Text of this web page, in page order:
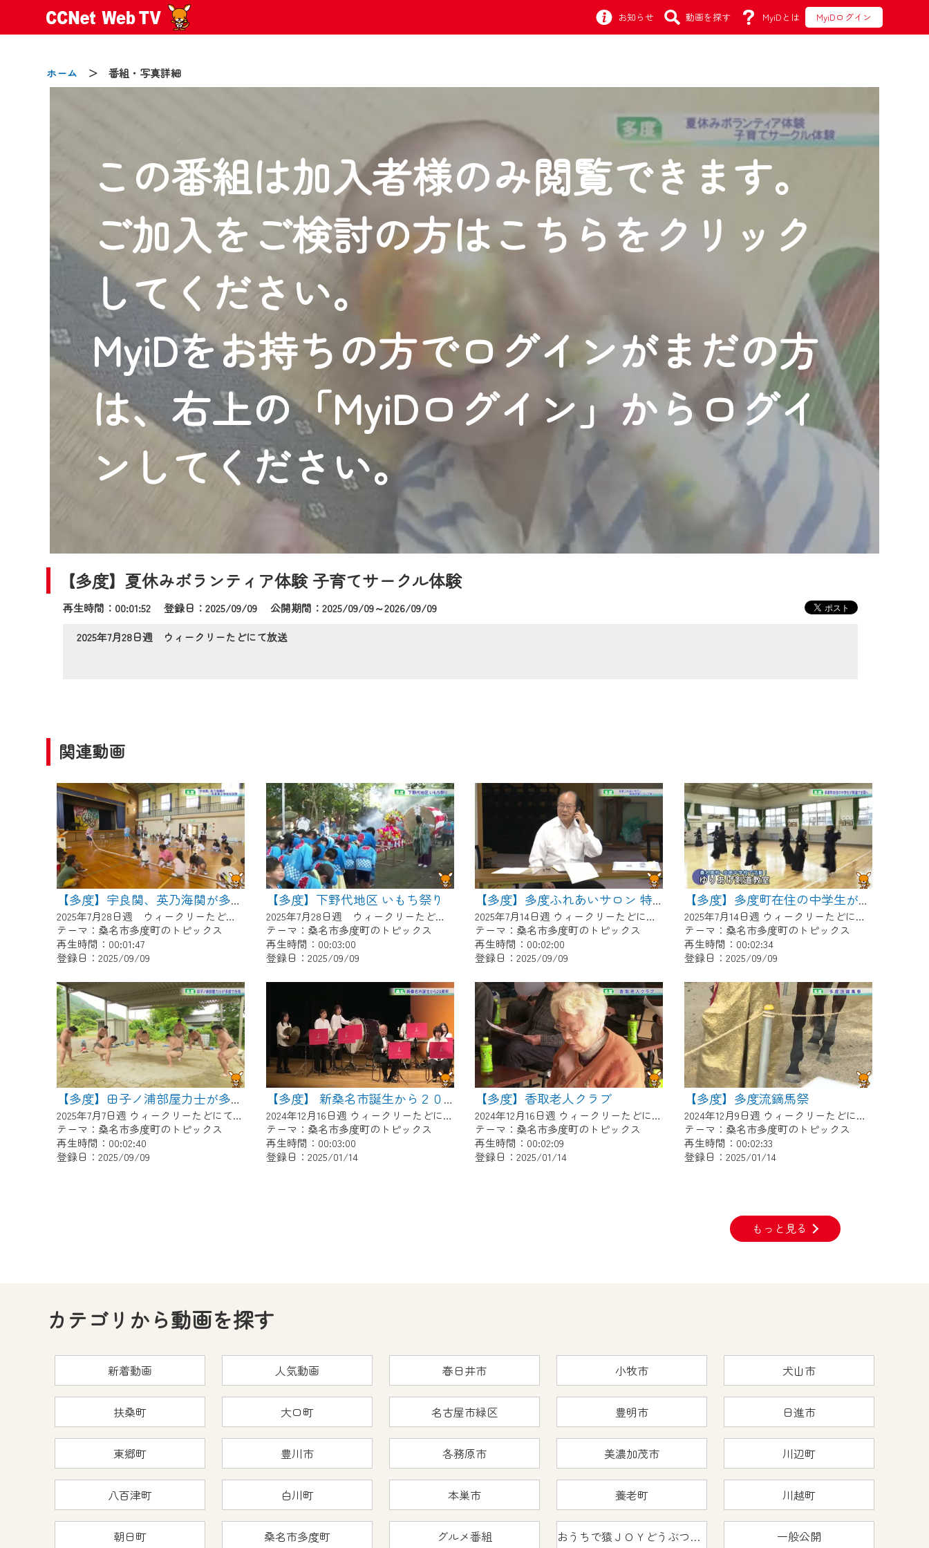
お知らせ 動画を探す MyiDとは MyiDログイン
ホーム ＞ 番組・写真詳細
この番組は加入者様のみ閲覧できます。
ご加入をご検討の方はこちらをクリック
してください。
MyiDをお持ちの方でログインがまだの方
は、右上の「MyiDログイン」からログイ
ンしてください。
【多度】夏休みボランティア体験 子育てサークル体験
再生時間：00:01:52 登録日：2025/09/09公開期間：2025/09/09～2026/09/09
2025年7月28日週 ウィークリーたどにて放送
関連動画
【多度】宇良関、英乃海関が多度東小学校を訪問
2025年7月28日週 ウィークリーたどにて放送
テーマ：桑名市多度町のトピックス
再生時間：00:01:47
登録日：2025/09/09
【多度】下野代地区 いもち祭り
2025年7月28日週 ウィークリーたどにて放送
テーマ：桑名市多度町のトピックス
再生時間：00:03:00
登録日：2025/09/09
【多度】多度ふれあいサロン 特殊詐欺について学ぶ
2025年7月14日週 ウィークリーたどにて放送
テーマ：桑名市多度町のトピックス
再生時間：00:02:00
登録日：2025/09/09
【多度】多度町在住の中学生が剣道で全国へ
2025年7月14日週 ウィークリーたどにて放送
テーマ：桑名市多度町のトピックス
再生時間：00:02:34
登録日：2025/09/09
【多度】田子ノ浦部屋力士が多度で合宿
2025年7月7日週 ウィークリーたどにて放送
テーマ：桑名市多度町のトピックス
再生時間：00:02:40
登録日：2025/09/09
【多度】 新桑名市誕生から２０周年
2024年12月16日週 ウィークリーたどにて放送
テーマ：桑名市多度町のトピックス
再生時間：00:03:00
登録日：2025/01/14
【多度】香取老人クラブ
2024年12月16日週 ウィークリーたどにて放送
テーマ：桑名市多度町のトピックス
再生時間：00:02:09
登録日：2025/01/14
【多度】多度流鏑馬祭
2024年12月9日週 ウィークリーたどにて放送
テーマ：桑名市多度町のトピックス
再生時間：00:02:33
登録日：2025/01/14
もっと見る
カテゴリから動画を探す
新着動画 人気動画 春日井市 小牧市 犬山市
扶桑町 大口町 名古屋市緑区 豊明市 日進市
東郷町 豊川市 各務原市 美濃加茂市 川辺町
八百津町 白川町 本巣市 養老町 川越町
朝日町 桑名市多度町 グルメ番組 おうちで猿ＪＯＹどうぶつえん 一般公開
お知らせ
2024/09/02
動画配信サービス『CCNet Web TV』は2024年9月24日からリニューアルします！
【変更点】
◆デザイン変更により、お住まいの地域の動画コンテンツが一目瞭然。
◆当社アプリやＰＣブラウザから、いつでも・どこでも・外出先でも！
CCNetサービスエリア20市町の地域情報番組をご視聴いただけます！
【ご注意】
2024年9月24日からはご加入者様へのサービス向上のため、
『CCNet Web TV』を利用いただくには、一部コンテンツを除き、
CCNetサービスへの加入と『CCNetマイページ※』へのログインが必要となります。
何卒、ご理解ご了承の程よろしくお願いいたします。
※マイページへのログインには、MyIDが必要となります。
※MyIDとは、CCNet Web TVを含むCCNetの各種サービスをご利用頂くためのIDです。
IDはお客様が使っているメールアドレスで設定できます。
（GmailやYahooなどのフリーメールアドレスでも作成可能です）
※マイページへのログイン・MyIDの新規登録はこちらから
※CCNetアプリをご利用中の方は引き続きご視聴いただけます。
CCNetWebTVのリニューアルにともないメンテナンス作業を予定しています。
日時 9/24 9:30～16:30
ご不便をおかけいたしますが、ご了承の程よろしくお願いいたします。